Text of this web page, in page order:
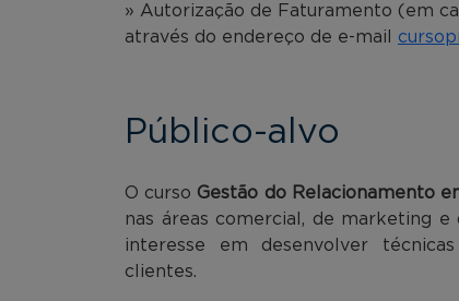
» Autorização de Faturamento (em
através do endereço de e-mail
Público-alvo
O curso Gestão do Relacionamento
nas áreas comercial, de marketing
interesse em desenvolver
clientes.